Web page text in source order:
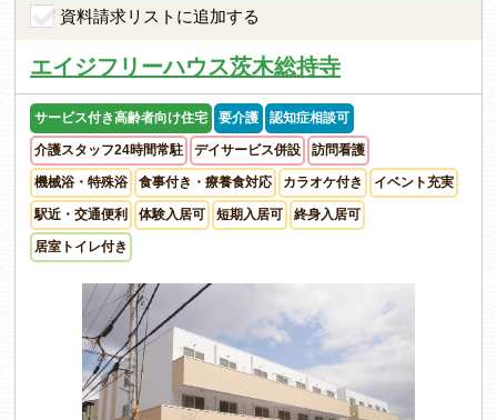
資料請求リストに追加する
エイジフリーハウス茨木総持寺
サービス付き高齢者向け住宅 要介護 認知症相談可
介護スタッフ24時間常駐 デイサービス併設 訪問看護
機械浴・特殊浴 食事付き・療養食対応 カラオケ付き イベント充実
駅近・交通便利 体験入居可 短期入居可 終身入居可
居室トイレ付き